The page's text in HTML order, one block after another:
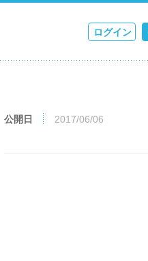
ログイン
検索
公開日 2017/06/06